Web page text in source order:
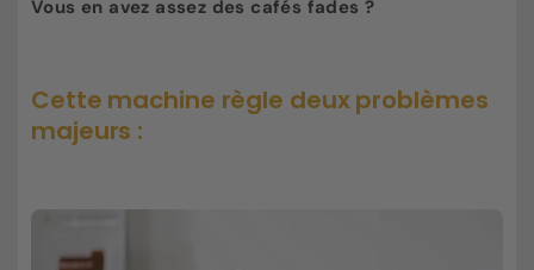
Vous en avez assez des cafés fades ?
Cette machine règle deux problèmes
majeurs :